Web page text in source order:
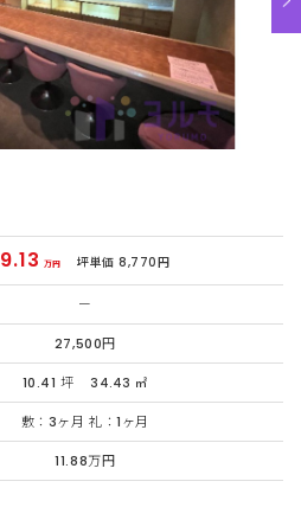
9.13 万円 坪単価 8,770円
ー
27,500円
10.41 坪 34.43 ㎡
敷：3ヶ月 礼：1ヶ月
11.88万円